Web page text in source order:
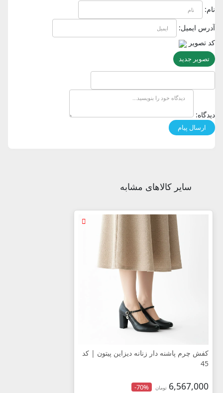
نام:
آدرس ایمیل:
کد تصویر
تصویر جدید
دیدگاه:
سایر کالاهای مشابه
کفش چرم پاشنه دار زنانه دیزاین پیتون | کد
45
6,567,000 تومان -70%